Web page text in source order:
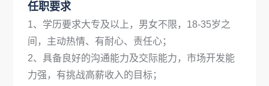
任职要求
1、学历要求大专及以上，男女不限，18-35岁之
间，主动热情、有耐心、责任心；
2、具备良好的沟通能力及交际能力，市场开发能
力强，有挑战高薪收入的目标；